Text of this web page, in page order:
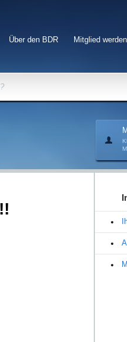
Mitglied werden
Über den BDR